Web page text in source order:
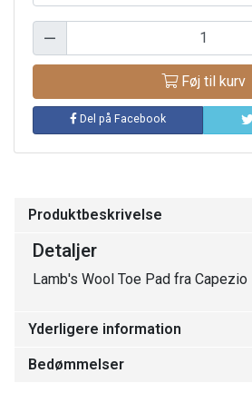
Føj til kurv
Del på Facebook
Produktbeskrivelse
Detaljer
Lamb's Wool Toe Pad fra Capezio
Yderligere information
Bedømmelser